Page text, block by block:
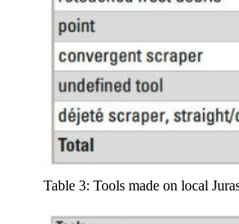
Table 3: Tools made on local